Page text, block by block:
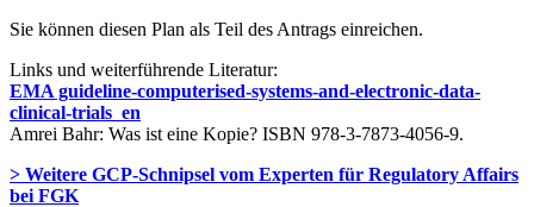
Sie können diesen Plan als Teil des Antrags einreichen.
Links und weiterführende Literatur:
EMA guideline-computerised-systems-and-electronic-data-
clinical-trials_en
Amrei Bahr: Was ist eine Kopie? ISBN 978-3-7873-4056-9.
> Weitere GCP-Schnipsel vom Experten für Regulatory Affairs
bei FGK